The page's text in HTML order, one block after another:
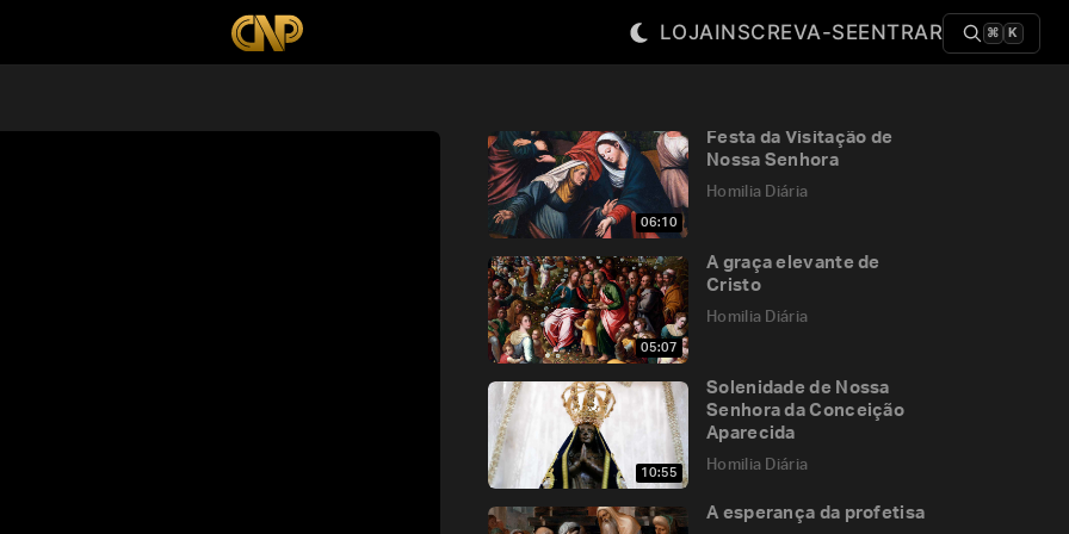
LOJAINSCREVA-SEENTRAR ⌘ K
06:10
Festa da Visitação de
Nossa Senhora
Homilia Diária
05:07
A graça elevante de
Cristo
Homilia Diária
10:55
Solenidade de Nossa
Senhora da Conceição
Aparecida
Homilia Diária
A esperança da profetisa